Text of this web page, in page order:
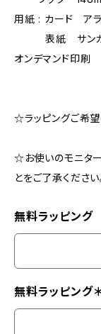
用紙 : カード ア
表紙 サンカ
オンデマンド印刷
☆ラッピングご希望
☆お使いのモニタ
とをご了承ください
無料ラッピング
無料ラッピング